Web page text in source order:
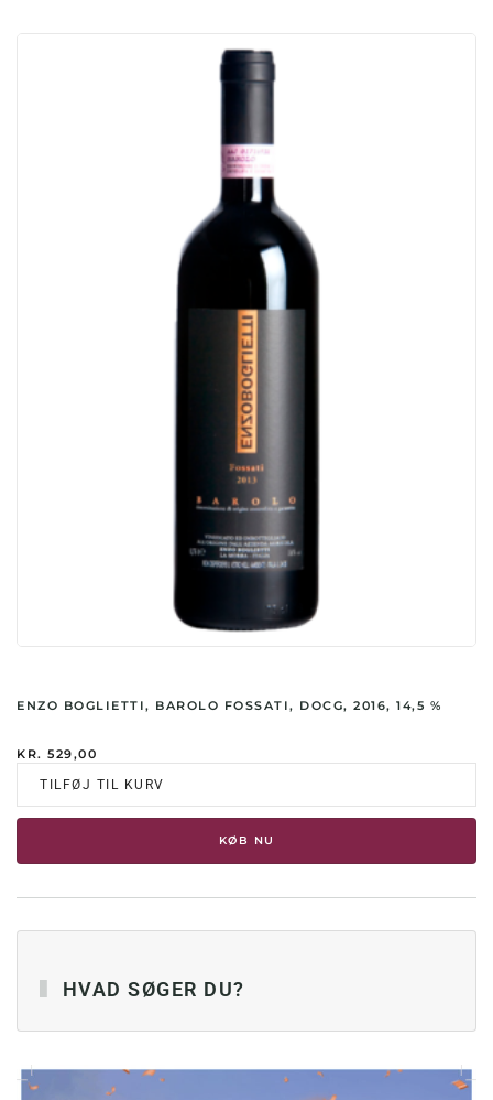
ENZO BOGLIETTI, BAROLO FOSSATI, DOCG, 2016, 14,5 %
KR. 529,00
TILFØJ TIL KURV
KØB NU
HVAD SØGER DU?